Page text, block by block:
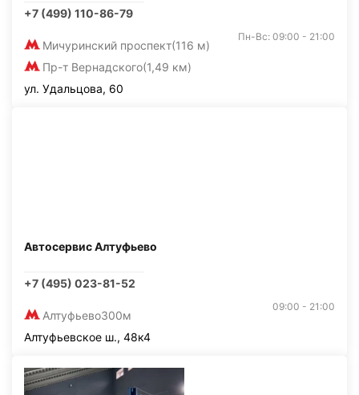
+7 (499) 110-86-79
Мичуринский проспект(116 м)
Пр-т Вернадского(1,49 км)
Пн-Вс: 09:00 - 21:00
ул. Удальцова, 60
Автосервис Алтуфьево
+7 (495) 023-81-52
Алтуфьево300м
09:00 - 21:00
Алтуфьевское ш., 48к4